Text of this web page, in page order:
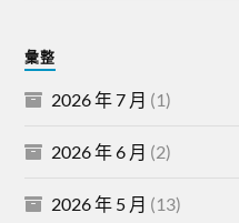
彙整
2026 年 7 月 (1)
2026 年 6 月 (2)
2026 年 5 月 (13)